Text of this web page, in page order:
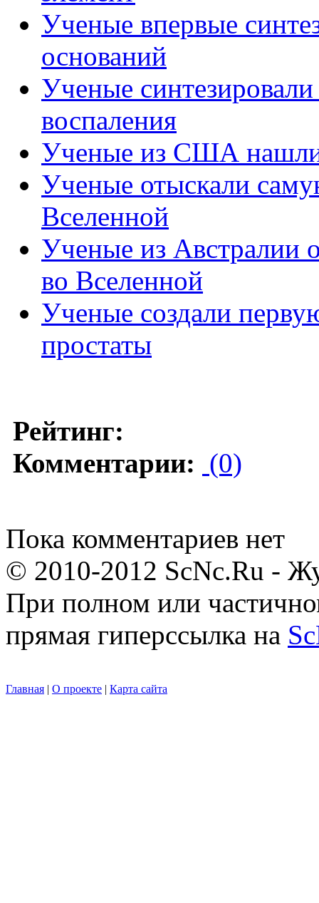
Ученые впервые
оснований
Ученые
воспаления
Ученые из США нашли
Ученые отыскали
Вселенной
Ученые из Австралии
во Вселенной
Ученые создали
простаты
Рейтинг:
Комментарии: (0)
Пока комментариев нет
© 2010-2012 ScNc.Ru -
При полном или
прямая гиперссылка на
Главная | О проекте | Карта сайта